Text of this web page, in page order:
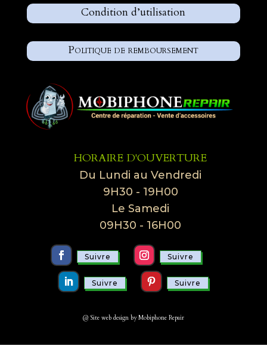
Condition d’utilisation
Politique de remboursement
HORAIRE D'OUVERTURE
Du Lundi au Vendredi
9H30 - 19H00
Le Samedi
09H30 - 16H00
Suivre Suivre
Suivre Suivre
@ Site web design by Mobiphone Repair